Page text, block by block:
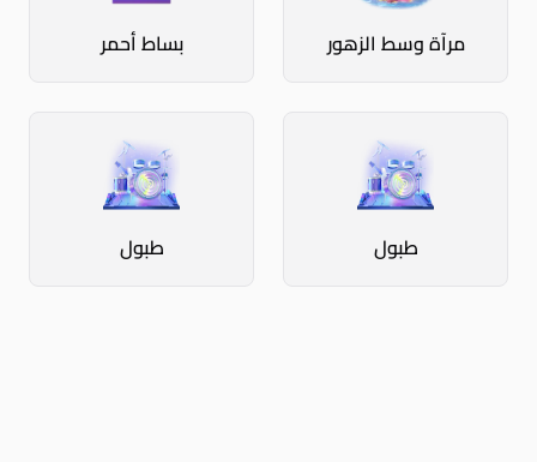
بساط أحمر مرآة وسط الزهور
طبول طبول